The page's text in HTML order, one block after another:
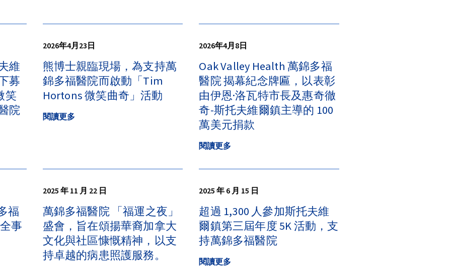
維
募
笑
院
2026年4月23日
熊博士親臨現場，為支持萬
錦多福醫院而啟動「Tim
Hortons 微笑曲奇」活動
閱讀更多
2026年4月8日
Oak Valley Health 萬錦多福
醫院 揭幕紀念牌匾，以表彰
由伊恩·洛瓦特市長及惠奇徹
奇-斯托夫維爾鎮主導的 100
萬美元捐款
閱讀更多
福
事
2025 年 11 月 22 日
萬錦多福醫院 「福運之夜」
盛會，旨在頌揚華裔加拿大
文化與社區慷慨精神，以支
持卓越的病患照護服務。
2025 年 6 月 15 日
超過 1,300 人參加斯托夫維
爾鎮第三屆年度 5K 活動，支
持萬錦多福醫院
閱讀更多